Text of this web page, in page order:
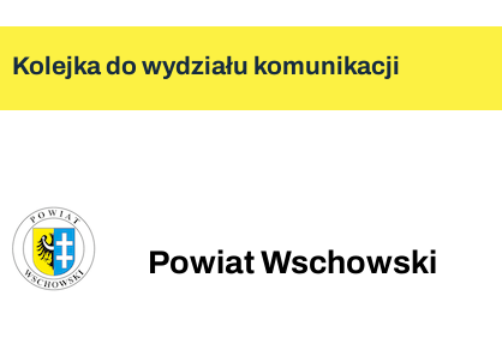
Kolejka do wydziału komunikacji
Powiat Wschowski